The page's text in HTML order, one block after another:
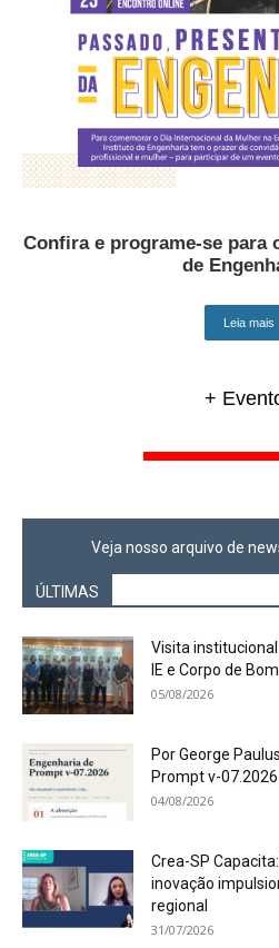
Veja nosso arquivo de
ÚLTIMAS
Visita
IE e Corpo de
05/08/2026
Por George
Prompt v-07.2026
04/08/2026
Crea-SP
inovação
regional
31/07/2026